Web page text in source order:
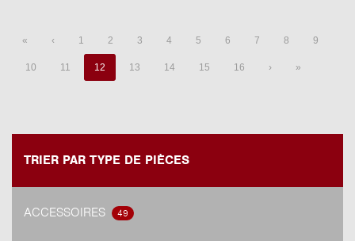
« ‹ 1 2 3 4 5 6 7 8 9
10 11 12 13 14 15 16 › »
TRIER PAR TYPE DE PIÈCES
ACCESSOIRES 49